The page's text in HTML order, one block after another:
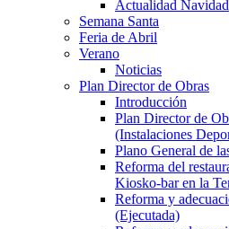
Actualidad Navidad
Semana Santa
Feria de Abril
Verano
Noticias
Plan Director de Obras
Introducción
Plan Director de
(Instalaciones
Plano General de
Reforma del
Kiosko-bar en la
Reforma y
(Ejecutada)